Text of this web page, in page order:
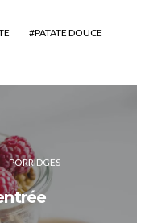
PATATE DOUCE
PORRIDGES